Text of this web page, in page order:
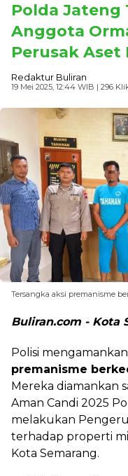
Polda Jateng
Anggota
Perusak Aset
Redaktur Buliran
19 Mei 2025, 12:44 WIB | 296
Tersangka aksi premanisme
Buliran.com - Kota
Polisi
premanisme
Mereka diamankan
Aman Candi 2025
melakukan
terhadap properti
Kota Semarang.